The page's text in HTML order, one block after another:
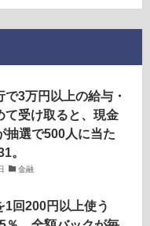
で3万円以上の給与・
て受け取ると、現金
抽選で500人に当た
。
金融
1回200円以上使う